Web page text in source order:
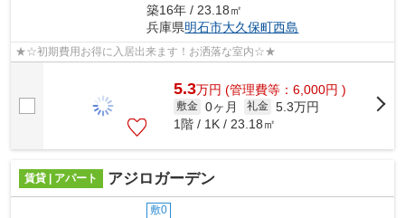
築16年 / 23.18㎡
兵庫県明石市大久保町西島
★☆初期費用お得に入居出来ます！お洒落な室内☆★
5.3万円 (管理費等：6,000円 )
敷金 0ヶ月 礼金 5.3万円
1階 / 1K / 23.18㎡
賃貸 | アパート アジロガーデン
敷0